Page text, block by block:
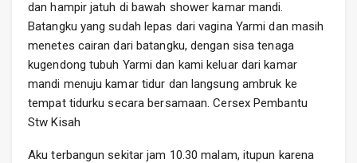
dan hampir jatuh di bawah shower kamar mandi.
Batangku yang sudah lepas dari vagina Yarmi dan masih
menetes cairan dari batangku, dengan sisa tenaga
kugendong tubuh Yarmi dan kami keluar dari kamar
mandi menuju kamar tidur dan langsung ambruk ke
tempat tidurku secara bersamaan. Cersex Pembantu
Stw Kisah
Aku terbangun sekitar jam 10.30 malam, itupun karena